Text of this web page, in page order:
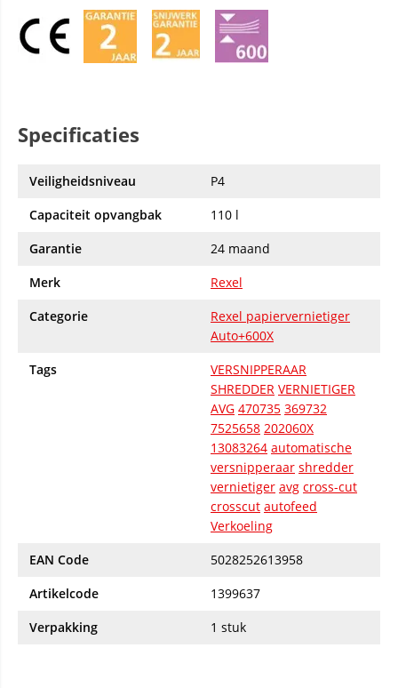
Specificaties
Veiligheidsniveau
P4
Capaciteit opvangbak
110 l
Garantie
24 maand
Merk
Rexel
Categorie
Rexel papiervernietiger
Auto+600X
Tags
VERSNIPPERAAR
SHREDDER VERNIETIGER
AVG 470735 369732
7525658 202060X
13083264 automatische
versnipperaar shredder
vernietiger avg cross-cut
crosscut autofeed
Verkoeling
EAN Code
5028252613958
Artikelcode
1399637
Verpakking
1 stuk